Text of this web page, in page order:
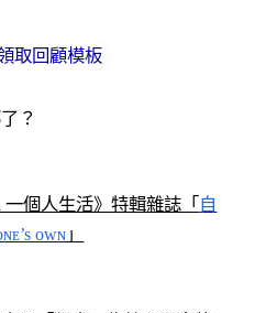
？
個人生活》特輯雜誌「 自
ᴏᴡɴ 」